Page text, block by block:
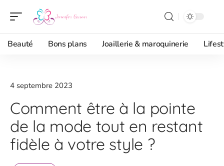
Beauté Bons plans Joaillerie & maroquinerie
4 septembre 2023
Comment être à la pointe
de la mode tout en restant
fidèle à votre style ?